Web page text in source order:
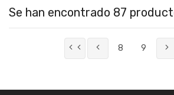
Se han encontrado 87
8 9